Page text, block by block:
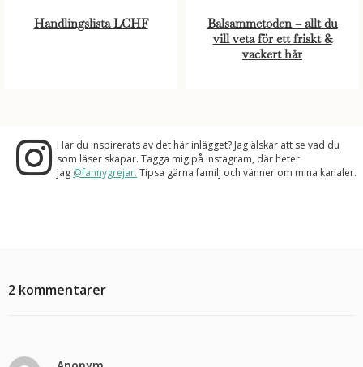
Handlingslista LCHF
Balsammetoden – allt du
vill veta för ett friskt &
vackert hår
Har du inspirerats av det här inlägget? Jag älskar att se vad du
som läser skapar. Tagga mig på Instagram, där heter
jag @fannygrejar. Tipsa gärna familj och vänner om mina kanaler.
2 kommentarer